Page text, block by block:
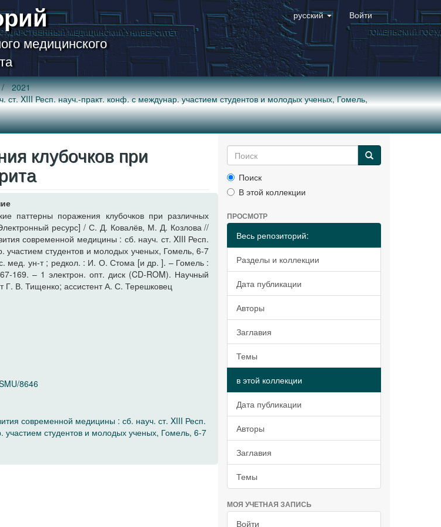
медицинского
русский Войти
2021
XIII Респ. науч.-практ. конф. с междунар. участием студентов и молодых ученых, Гомель,
клубочков при
паттерны поражения клубочков при различных
ресурс] / С. Д. Ковалёв, М. Д. Козлова //
современной медицины : сб. науч. ст. XIII Респ.
участием студентов и молодых ученых, Гомель, 6-7
мед. ун-т ; редкол. : И. О. Стома [и др. ]. – Гомель :
– 1 электрон. опт. диск (CD-ROM). Научный
Г. В. Тищенко; ассистент А. С. Терешковец
8646
современной медицины : сб. науч. ст. XIII Респ.
участием студентов и молодых ученых, Гомель, 6-7
Поиск
В этой коллекции
ПРОСМОТР
Весь репозиторий:
Разделы и коллекции
Дата публикации
Авторы
Заглавия
Темы
в этой коллекции
Дата публикации
Авторы
Заглавия
Темы
МОЯ УЧЕТНАЯ ЗАПИСЬ
Войти